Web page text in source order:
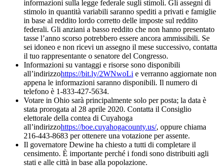
informazioni sulla legge federale sugli stimoli. Gli assegni di
stimolo in quantità variabili saranno spediti a privati ​​e famiglie
in base al reddito lordo corretto delle imposte sul reddito
federali. Gli anziani a basso reddito che non hanno presentato
tasse l’anno scorso potrebbero essere ancora ammissibili. Se
sei idoneo e non ricevi un assegno il mese successivo, contatta
il tuo rappresentante o senatore del Congresso.
Informazioni su vantaggi e risorse sono disponibili
all’indirizzohttps://bit.ly/2WNwoLi e verranno aggiornate non
appena le informazioni saranno disponibili. Il numero di
telefono è 1-833-427-5634.
Votare in Ohio sarà principalmente solo per posta; la data è
stata prorogata al 28 aprile 2020. Contatta il Consiglio
elettorale della contea di Cuyahoga
all’indirizzohttps://boe.cuyahogacounty.us/, oppure chiama
216-443-8683 per ottenere una votazione per assente.
Il governatore Dewine ha chiesto a tutti di completare il
censimento. È importante perché i fondi sono distribuiti agli
stati e alle città in base alla popolazione.